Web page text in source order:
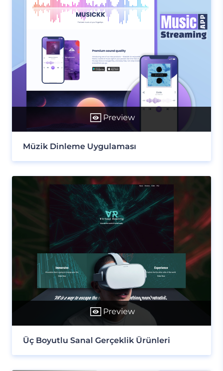
Preview
Müzik Dinleme Uygulaması
Preview
Üç Boyutlu Sanal Gerçeklik Ürünleri